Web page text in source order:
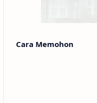
Cara Memohon